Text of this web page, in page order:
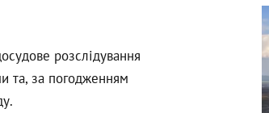
розслідування
та, за погодженням